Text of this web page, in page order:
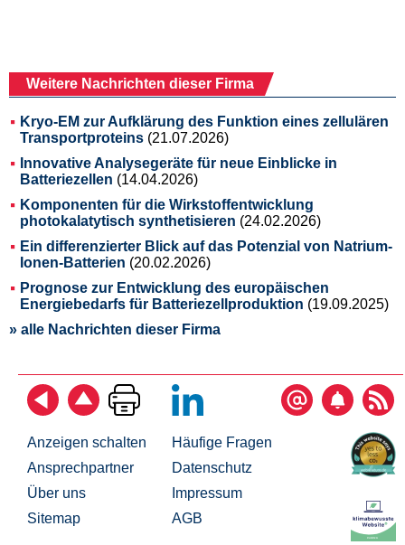
Weitere Nachrichten dieser Firma
Kryo-EM zur Aufklärung des Funktion eines zellulären
Transportproteins (21.07.2026)
Innovative Analysegeräte für neue Einblicke in
Batteriezellen (14.04.2026)
Komponenten für die Wirkstoffentwicklung
photokalatytisch synthetisieren (24.02.2026)
Ein differenzierter Blick auf das Potenzial von Natrium-
Ionen-Batterien (20.02.2026)
Prognose zur Entwicklung des europäischen
Energiebedarfs für Batteriezellproduktion (19.09.2025)
» alle Nachrichten dieser Firma
Anzeigen schalten
Ansprechpartner
Über uns
Sitemap
Häufige Fragen
Datenschutz
Impressum
AGB